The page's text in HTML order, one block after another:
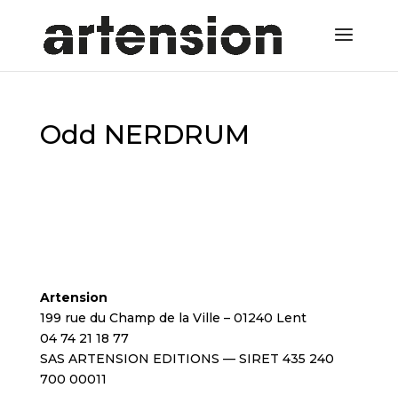
Odd NERDRUM
Artension
199 rue du Champ de la Ville – 01240 Lent
04 74 21 18 77
SAS ARTENSION EDITIONS — SIRET 435 240
700 00011